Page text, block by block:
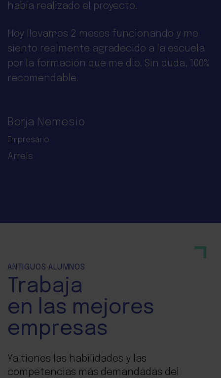
había realizado el proyecto.
Hoy llevamos 2 meses funcionando y me
siento realmente agradecido a la escuela
por la formación que me dio. Sin duda, 100%
recomendable.
Borja Nemesio
Empresario
Arrels
profesores, que son todos top! Conseguí un
de haber presentado el trabajo final.
Isabella Galavís
ANTIGUOS ALUMNOS
Trabaja
en las mejores
empresas
Ya tienes las habilidades y las
competencias más demandadas del